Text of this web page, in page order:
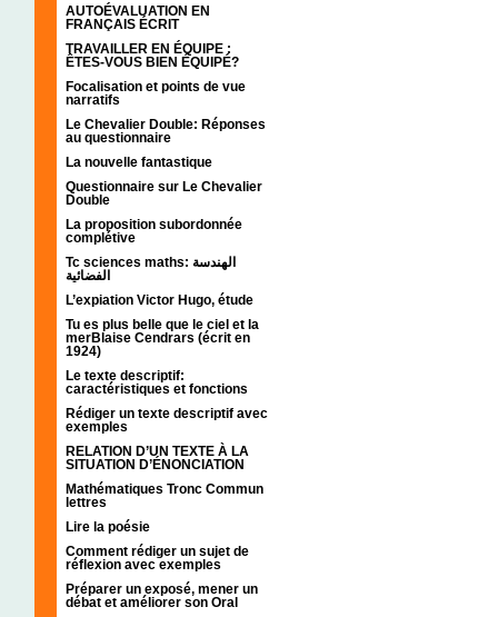
AUTOÉVALUATION EN
FRANÇAIS ÉCRIT
TRAVAILLER EN ÉQUIPE :
ÊTES-VOUS BIEN ÉQUIPÉ?
Focalisation et points de vue
narratifs
Le Chevalier Double: Réponses
au questionnaire
La nouvelle fantastique
Questionnaire sur Le Chevalier
Double
La proposition subordonnée
complétive
Tc sciences maths: الهندسة
الفضائية
L’expiation Victor Hugo, étude
Tu es plus belle que le ciel et la
merBlaise Cendrars (écrit en
1924)
Le texte descriptif:
caractéristiques et fonctions
Rédiger un texte descriptif avec
exemples
RELATION D’UN TEXTE À LA
SITUATION D’ÉNONCIATION
Mathématiques Tronc Commun
lettres
Lire la poésie
Comment rédiger un sujet de
réflexion avec exemples
Préparer un exposé, mener un
débat et améliorer son Oral